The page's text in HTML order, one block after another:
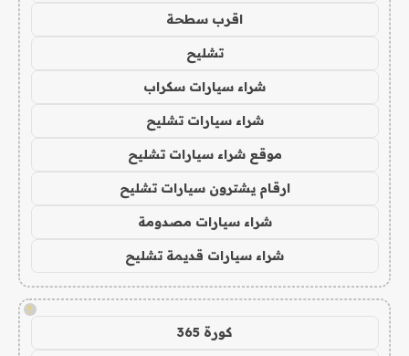
اقرب سطحة
تشليح
شراء سيارات سكراب
شراء سيارات تشليح
موقع شراء سيارات تشليح
ارقام يشترون سيارات تشليح
شراء سيارات مصدومة
شراء سيارات قديمة تشليح
!
كورة 365